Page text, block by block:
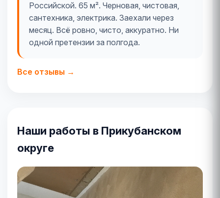
Российской. 65 м². Черновая, чистовая,
сантехника, электрика. Заехали через
месяц. Всё ровно, чисто, аккуратно. Ни
одной претензии за полгода.
Все отзывы →
Наши работы в Прикубанском
округе